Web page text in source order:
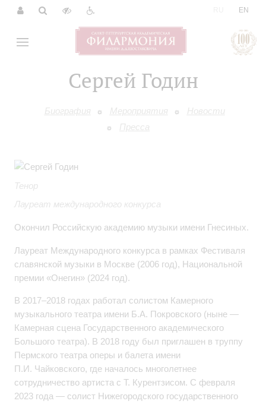
EN
Сергей Годин
Биография Мероприятия
Новости
Пресса
Тенор
Лауреат международного конкурса
Окончил Российскую академию музыки имени Гнесиных.
Лауреат Международного конкурса в рамках Фестиваля
славянской музыки в Москве (2006 год), Национальной
премии «Онегин» (2024 год).
В 2017–2018 годах работал солистом Камерного
музыкального театра имени Б.А. Покровского (ныне —
Камерная сцена Государственного академического
Большого театра). В 2018 году был приглашен в труппу
Пермского театра оперы и балета имени
П.И. Чайковского, где началось многолетнее
сотрудничество артиста с Т. Курентзисом. С февраля
2023 года — солист Нижегородского государственного